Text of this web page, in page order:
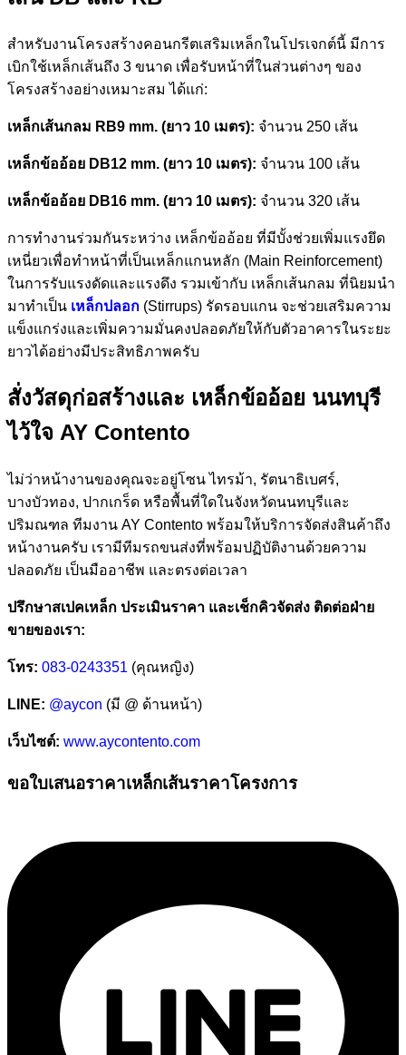
สำหรับงานโครงสร้างคอนกรีตเสริมเหล็กในโปรเจกต์นี้ มีการ
เบิกใช้เหล็กเส้นถึง 3 ขนาด เพื่อรับหน้าที่ในส่วนต่างๆ ของ
โครงสร้างอย่างเหมาะสม ได้แก่:
เหล็กเส้นกลม RB9 mm. (ยาว 10 เมตร): จำนวน 250 เส้น
เหล็กข้ออ้อย DB12 mm. (ยาว 10 เมตร): จำนวน 100 เส้น
เหล็กข้ออ้อย DB16 mm. (ยาว 10 เมตร): จำนวน 320 เส้น
การทำงานร่วมกันระหว่าง เหล็กข้ออ้อย ที่มีบั้งช่วยเพิ่มแรงยึด
เหนี่ยวเพื่อทำหน้าที่เป็นเหล็กแกนหลัก (Main Reinforcement)
ในการรับแรงดัดและแรงดึง รวมเข้ากับ เหล็กเส้นกลม ที่นิยมนำ
มาทำเป็น เหล็กปลอก (Stirrups) รัดรอบแกน จะช่วยเสริมความ
แข็งแกร่งและเพิ่มความมั่นคงปลอดภัยให้กับตัวอาคารในระยะ
ยาวได้อย่างมีประสิทธิภาพครับ
สั่งวัสดุก่อสร้างและ เหล็กข้ออ้อย นนทบุรี
ไว้ใจ AY Contento
ไม่ว่าหน้างานของคุณจะอยู่โซน ไทรม้า, รัตนาธิเบศร์,
บางบัวทอง, ปากเกร็ด หรือพื้นที่ใดในจังหวัดนนทบุรีและ
ปริมณฑล ทีมงาน AY Contento พร้อมให้บริการจัดส่งสินค้าถึง
หน้างานครับ เรามีทีมรถขนส่งที่พร้อมปฏิบัติงานด้วยความ
ปลอดภัย เป็นมืออาชีพ และตรงต่อเวลา
ปรึกษาสเปคเหล็ก ประเมินราคา และเช็กคิวจัดส่ง ติดต่อฝ่าย
ขายของเรา:
โทร: 083-0243351 (คุณหญิง)
LINE: @aycon (มี @ ด้านหน้า)
เว็บไซต์: www.aycontento.com
ขอใบเสนอราคาเหล็กเส้นราคาโครงการ